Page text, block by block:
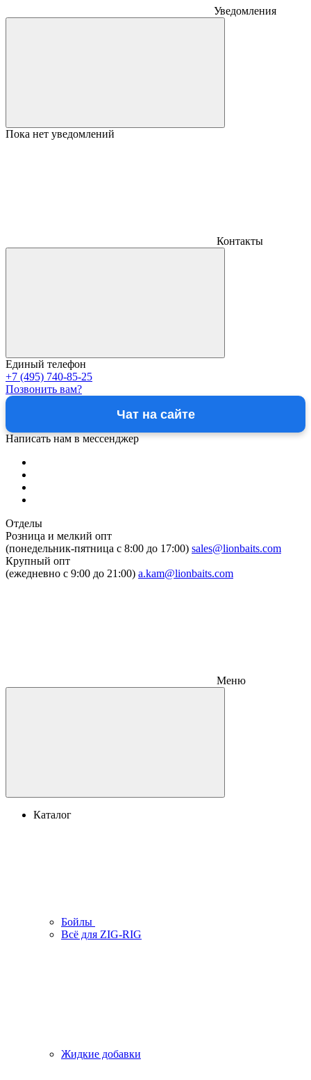
Уведомления
Пока нет уведомлений
Контакты
Единый телефон
+7 (495) 740-85-25
Позвонить вам?
Чат на сайте
Написать нам в мессенджер
Отделы
Розница и мелкий опт
(понедельник-пятница c 8:00 до 17:00) sales@lionbaits.com
Крупный опт
(ежедневно с 9:00 до 21:00) a.kam@lionbaits.com
Меню
Каталог
Бойлы
Всё для ZIG-RIG
Жидкие добавки